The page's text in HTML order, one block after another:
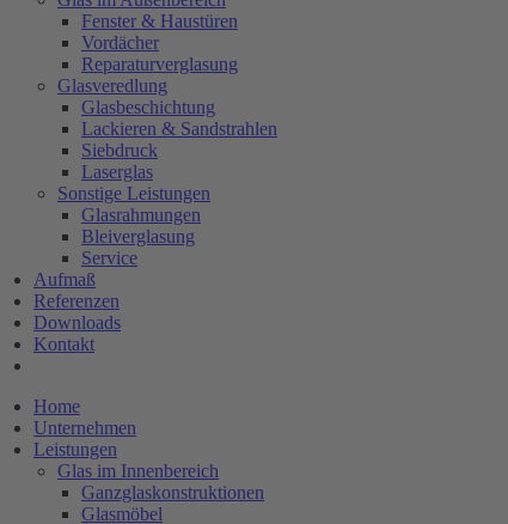
Fenster & Haustüren
Vordächer
Reparaturverglasung
Glasveredlung
Glasbeschichtung
Lackieren & Sandstrahlen
Siebdruck
Laserglas
Sonstige Leistungen
Glasrahmungen
Bleiverglasung
Service
Aufmaß
Referenzen
Downloads
Kontakt
Home
Unternehmen
Leistungen
Glas im Innenbereich
Ganzglaskonstruktionen
Glasmöbel